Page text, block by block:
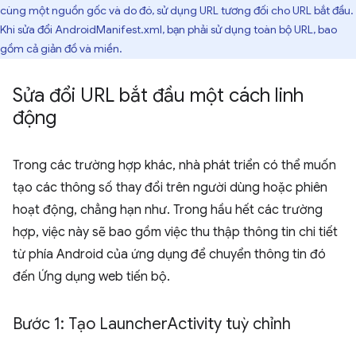
cùng một nguồn gốc và do đó, sử dụng URL tương đối cho URL bắt đầu.
Khi sửa đổi AndroidManifest.xml, bạn phải sử dụng toàn bộ URL, bao
gồm cả giản đồ và miền.
Sửa đổi URL bắt đầu một cách linh
động
Trong các trường hợp khác, nhà phát triển có thể muốn
tạo các thông số thay đổi trên người dùng hoặc phiên
hoạt động, chẳng hạn như. Trong hầu hết các trường
hợp, việc này sẽ bao gồm việc thu thập thông tin chi tiết
từ phía Android của ứng dụng để chuyển thông tin đó
đến Ứng dụng web tiến bộ.
Bước 1: Tạo LauncherActivity tuỳ chỉnh